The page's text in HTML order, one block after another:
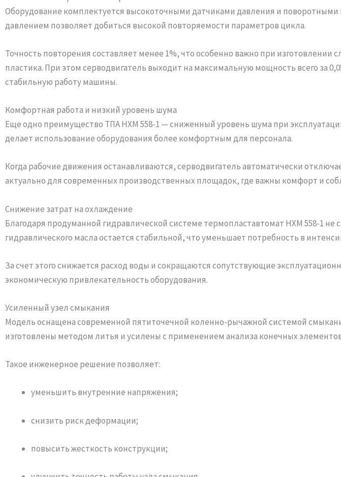
Оборудование комплектуется высокоточными датчиками давления и поворотными
давлением позволяет добиться высокой повторяемости параметров цикла.
Точность повторения составляет менее 1%, что особенно важно при изготовлении
пластика. При этом серводвигатель выходит на максимальную мощность всего за
стабильную работу машины.
Комфортная работа и низкий уровень шума
Еще одно преимущество ТПА HXM 558-1 — сниженный уровень шума при
делает использование оборудования более комфортным для персонала.
Когда рабочие движения останавливаются, серводвигатель автоматически
актуально для современных производственных площадок, где важны комфорт и
Снижение затрат на охлаждение
Благодаря продуманной гидравлической системе термопластавтомат HXM 558-1 не
гидравлического масла остается стабильной, что уменьшает потребность в
За счет этого снижается расход воды и сокращаются сопутствующие
экономическую привлекательность оборудования.
Усиленный узел смыкания
Модель оснащена современной пятиточечной коленно-рычажной системой
изготовлены методом литья и усилены с применением анализа конечных
Такое инженерное решение позволяет:
уменьшить внутренние напряжения;
снизить риск деформации;
повысить жесткость конструкции;